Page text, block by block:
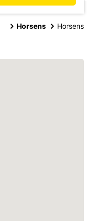
Horsens Horsens